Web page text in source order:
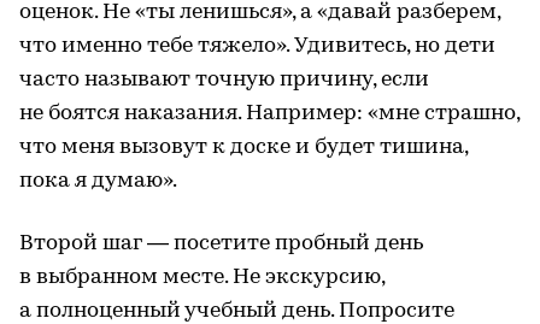
оценок. Не «ты ленишься», а «давай разберем,
что именно тебе тяжело». Удивитесь, но дети
часто называют точную причину, если
не боятся наказания. Например: «мне страшно,
что меня вызовут к доске и будет тишина,
пока я думаю».
Второй шаг — посетите пробный день
в выбранном месте. Не экскурсию,
а полноценный учебный день. Попросите